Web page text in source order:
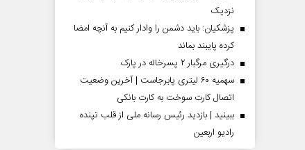
نزدیک
پزشکیان: باید دشمن را وادار کنیم به آنچه امضا
کرده پایبند بماند
درگیری مرگبار ۲ پسرخاله در پارک
سهمیه ۶۰ لیتری پابرجاست | آخرین وضعیت
اتصال کارت سوخت به کارت بانکی
ببینید | بازدید رئیس رسانه ملی از قلب تپنده
رادیو اربعین